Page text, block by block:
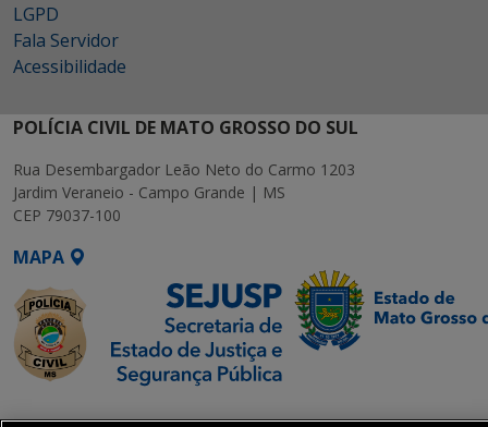
LGPD
Fala Servidor
Acessibilidade
POLÍCIA CIVIL DE MATO GROSSO DO SUL
Rua Desembargador Leão Neto do Carmo 1203
Jardim Veraneio - Campo Grande | MS
CEP 79037-100
MAPA